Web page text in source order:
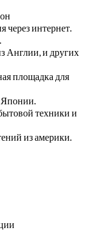
через интернет.
Англии, и других
площадка для
Японии.
техники и
из америки.